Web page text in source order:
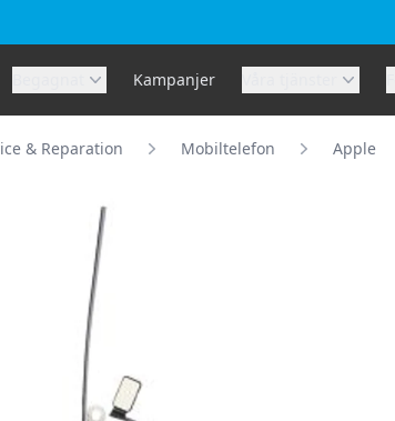
Kampanjer
& Reparation Mobiltelefon Apple